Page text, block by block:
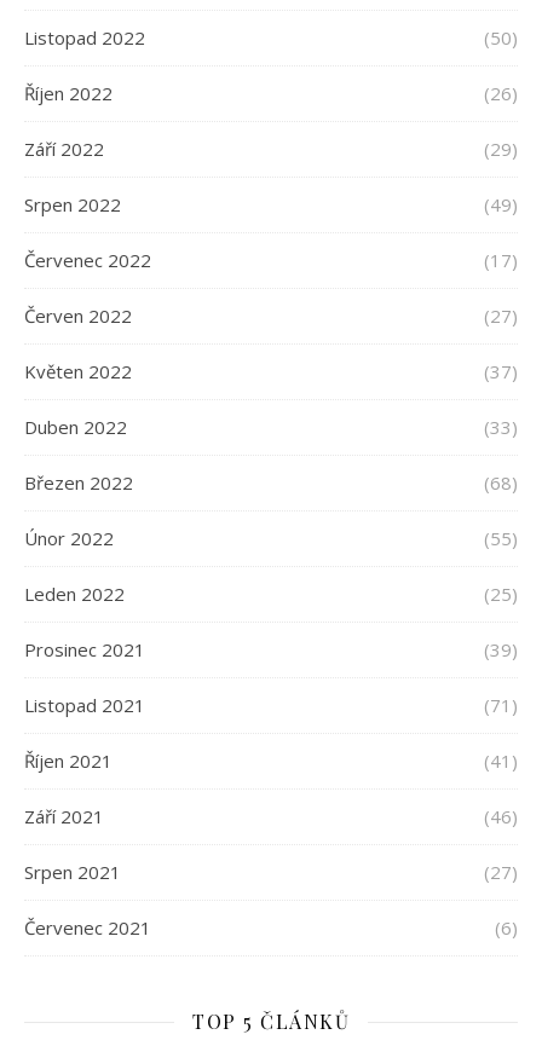
Listopad 2022 (50)
Říjen 2022 (26)
Září 2022 (29)
Srpen 2022 (49)
Červenec 2022 (17)
Červen 2022 (27)
Květen 2022 (37)
Duben 2022 (33)
Březen 2022 (68)
Únor 2022 (55)
Leden 2022 (25)
Prosinec 2021 (39)
Listopad 2021 (71)
Říjen 2021 (41)
Září 2021 (46)
Srpen 2021 (27)
Červenec 2021 (6)
TOP 5 ČLÁNKŮ